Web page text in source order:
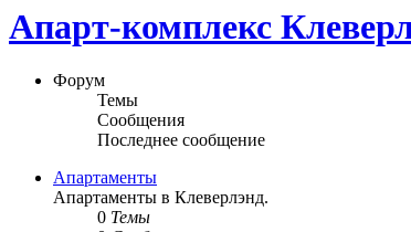
Апарт-комплекс
Форум
Темы
Сообщения
Последнее сообщение
Апартаменты
Апартаменты в Клеверлэнд.
0 Темы